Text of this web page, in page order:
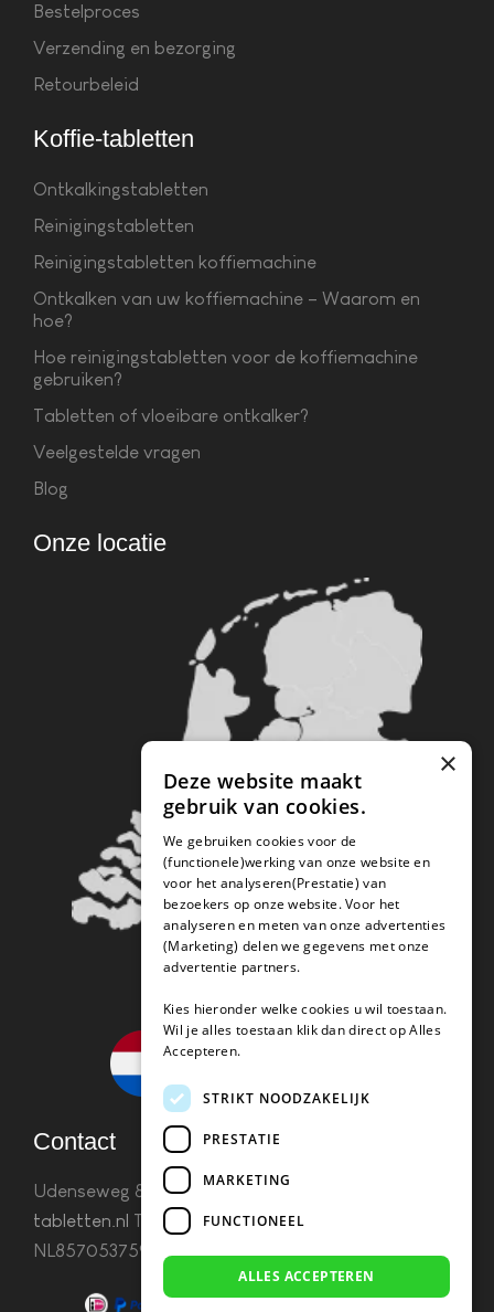
Bestelproces
Verzending en bezorging
Retourbeleid
Koffie-tabletten
Ontkalkingstabletten
Reinigingstabletten
Reinigingstabletten koffiemachine
Ontkalken van uw koffiemachine – Waarom en
hoe?
Hoe reinigingstabletten voor de koffiemachine
gebruiken?
Tabletten of vloeibare ontkalker?
Veelgestelde vragen
Blog
Onze locatie
Contact
Udenseweg 8B 5405 PA Udeninfo(@)koffie-
tabletten.nl Tel. 085 782 5578KvK 67529623 Btw:
NL857053759B01
×
Deze website maakt
gebruik van cookies.
We gebruiken cookies voor de
(functionele)werking van onze website en
voor het analyseren(Prestatie) van
bezoekers op onze website. Voor het
analyseren en meten van onze advertenties
(Marketing) delen we gegevens met onze
advertentie partners.
Kies hieronder welke cookies u wil toestaan.
Wil je alles toestaan klik dan direct op Alles
Accepteren.
STRIKT NOODZAKELIJK
PRESTATIE
MARKETING
FUNCTIONEEL
ALLES ACCEPTEREN